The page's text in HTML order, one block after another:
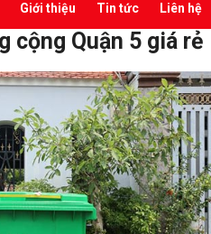
Giới thiệu Tin tức Liên hệ
cộng Quận 5 giá rẻ